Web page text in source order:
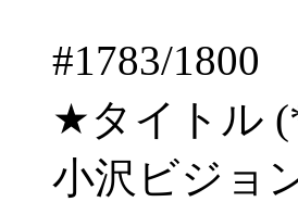
#1783/
★タイトル
小沢ビジョ